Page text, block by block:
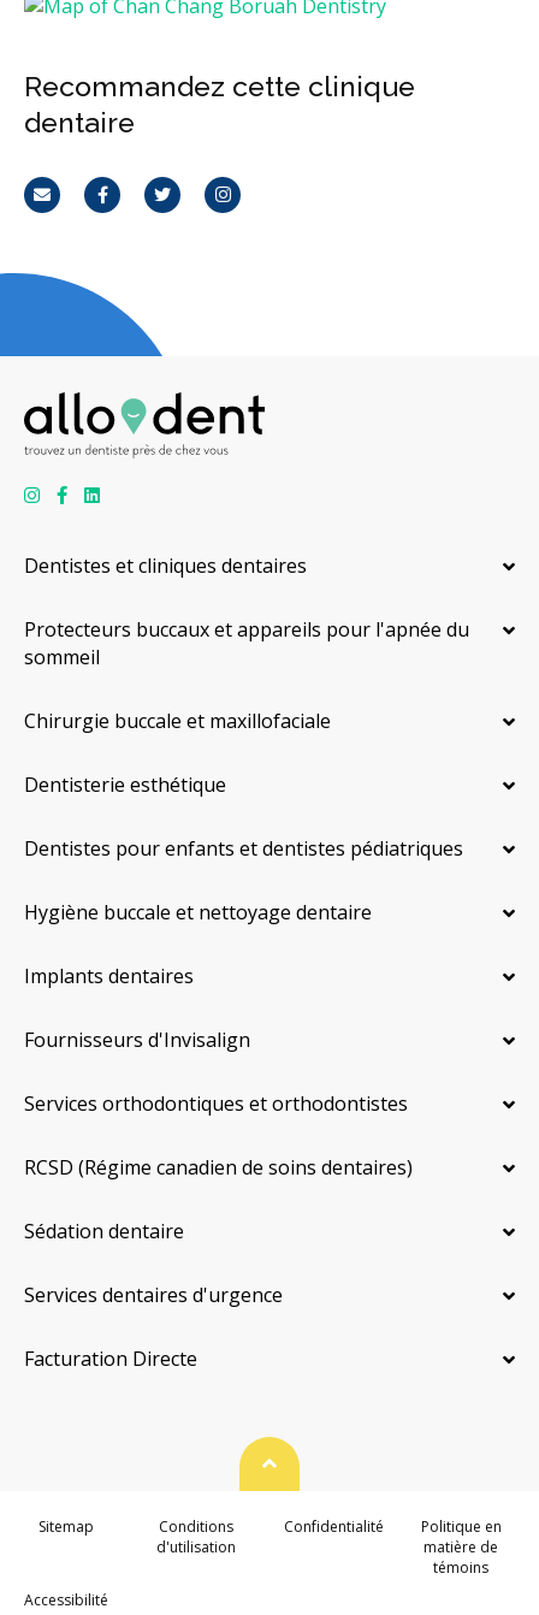
Recommandez cette clinique
dentaire
CourrielFacebookTwitterInstagram
Dentistes et cliniques dentaires
Protecteurs buccaux et appareils pour l'apnée du
sommeil
Chirurgie buccale et maxillofaciale
Dentisterie esthétique
Dentistes pour enfants et dentistes pédiatriques
Hygiène buccale et nettoyage dentaire
Implants dentaires
Fournisseurs d'Invisalign
Services orthodontiques et orthodontistes
RCSD (Régime canadien de soins dentaires)
Sédation dentaire
Services dentaires d'urgence
Facturation Directe
Haut de page
Sitemap
Conditions
d'utilisation
Confidentialité
Politique en
matière de
témoins
Accessibilité